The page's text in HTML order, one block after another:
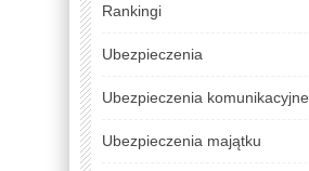
Rankingi
Ubezpieczenia
Ubezpieczenia komunikacyjne
Ubezpieczenia majątku